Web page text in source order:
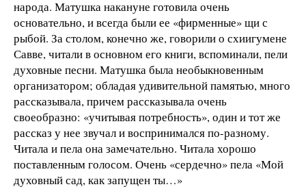
народа. Матушка накануне готовила очень
основательно, и всегда были ее «фирменные» щи с
рыбой. За столом, конечно же, говорили о схиигумене
Савве, читали в основном его книги, вспоминали, пели
духовные песни. Матушка была необыкновенным
организатором; обладая удивительной памятью, много
рассказывала, причем рассказывала очень
своеобразно: «учитывая потребность», один и тот же
рассказ у нее звучал и воспринимался по-разному.
Читала и пела она замечательно. Читала хорошо
поставленным голосом. Очень «сердечно» пела «Мой
духовный сад, как запущен ты…»